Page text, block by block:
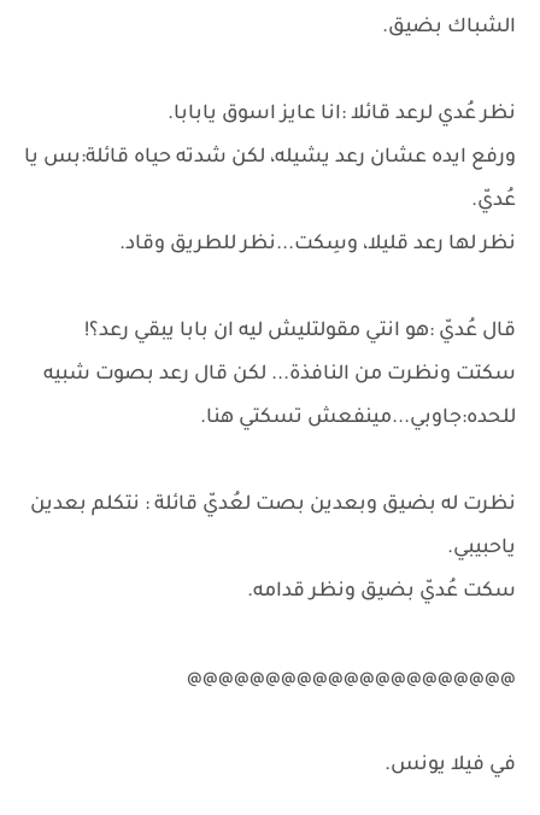
الشباك بضيق.
نظر عُدي لرعد قائلا :انا عايز اسوق يابابا.
ورفع ايده عشان رعد يشيله، لكن شدته حياه قائلة:بس يا
عُديّ.
نظر لها رعد قليلا، وسِكت...نظر للطريق وقاد.
قال عُديّ :هو انتي مقولتليش ليه ان بابا يبقي رعد؟!
سكتت ونظرت من النافذة... لكن قال رعد بصوت شبيه
للحده:جاوبي...مينفعش تسكتي هنا.
نظرت له بضيق وبعدين بصت لعُديّ قائلة : نتكلم بعدين
ياحبيبي.
سكت عُديّ بضيق ونظر قدامه.
@@@@@@@@@@@@@@@@@@@@@
في فيلا يونس.